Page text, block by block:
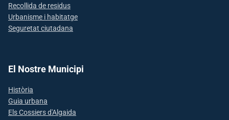
Recollida de residus
Urbanisme i habitatge
Seguretat ciutadana
El Nostre Municipi
Història
Guia urbana
Els Cossiers d'Algaida